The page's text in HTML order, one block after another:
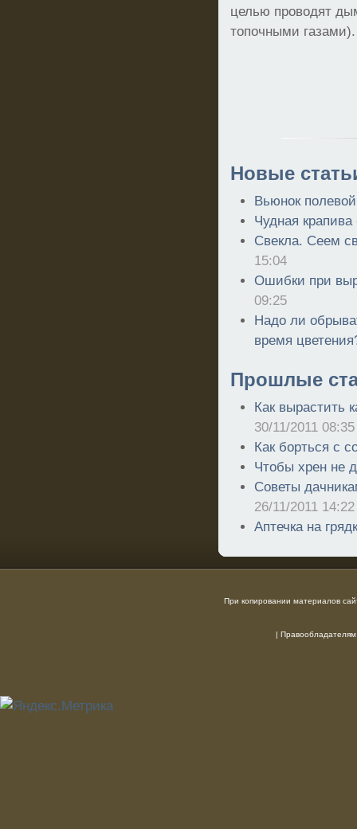
целью проводят
топочными газами).
Новые
Вьюнок
Чудная
Свекла. Сеем
15:04
Ошибки при
09:25
Надо ли
время
Прошлые
Как вырастить
30/11/2011 08:35
Как борться с
Чтобы хрен не
Советы
26/11/2011 14:22
Аптечка на
При копировании материалов
| Правообладателям